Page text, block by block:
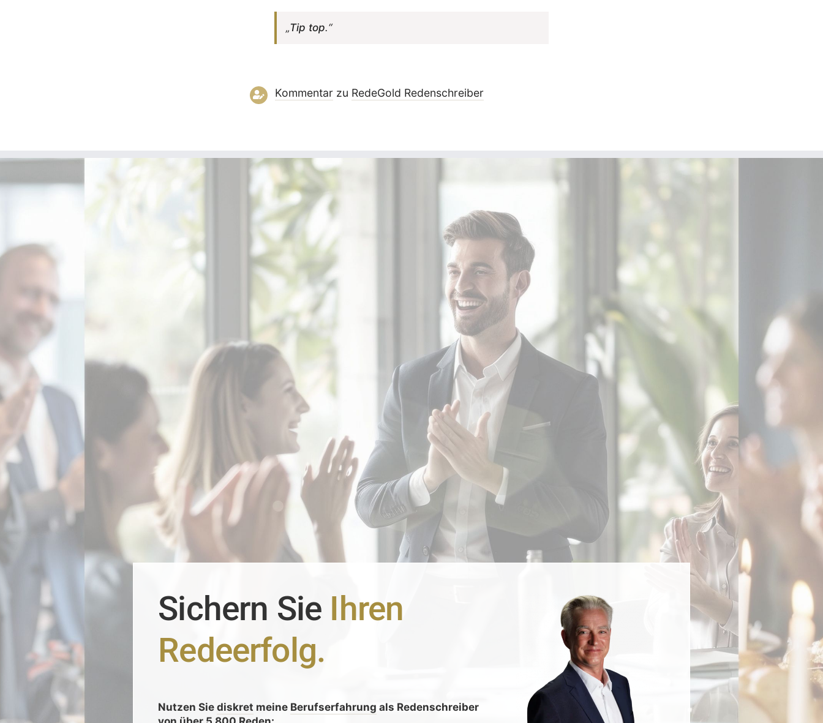
„Tip top.“
Kommentarzu RedeGold Reden­schreiber
Sichern Sie Ihren
Redeerfolg.
Nutzen Siediskret meine Berufserfahrung als Redenschreiber